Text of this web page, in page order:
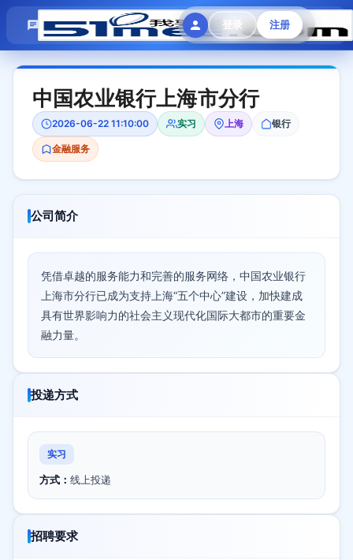
登录 注册
模拟面试 题目大全 招聘中心 会员专区
中国农业银行上海市分行
2026-06-22 11:10:00 实习 上海 银行
金融服务
公司简介
凭借卓越的服务能力和完善的服务网络，中国农业银行
上海市分行已成为支持上海“五个中心”建设，加快建成
具有世界影响力的社会主义现代化国际大都市的重要金
融力量。
投递方式
实习
方式： 线上投递
招聘要求